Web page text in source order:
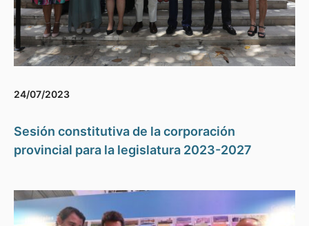
24/07/2023
Sesión constitutiva de la corporación
provincial para la legislatura 2023-2027